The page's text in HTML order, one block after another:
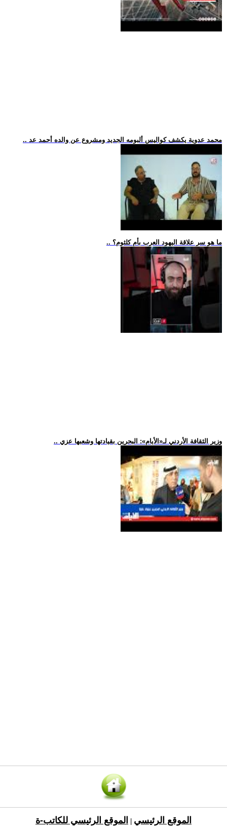
.. محمد عدوية يكشف كواليس ألبومه الجديد ومشروع عن والده أحمد عد
.. ما هو سر علاقة اليهود العرب بأم كلثوم؟
.. وزير الثقافة الأردني لـ«الأيام»: البحرين بقيادتها وشعبها عزي
الموقع الرئيسي الموقع الرئيسي للكاتب-ة